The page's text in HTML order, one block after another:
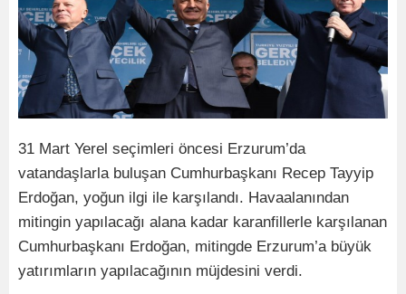
31 Mart Yerel seçimleri öncesi Erzurum’da
vatandaşlarla buluşan Cumhurbaşkanı Recep Tayyip
Erdoğan, yoğun ilgi ile karşılandı. Havaalanından
mitingin yapılacağı alana kadar karanfillerle karşılanan
Cumhurbaşkanı Erdoğan, mitingde Erzurum’a büyük
yatırımların yapılacağının müjdesini verdi.